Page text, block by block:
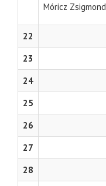
Móricz Zsigmond
22
23
24
25
26
27
28